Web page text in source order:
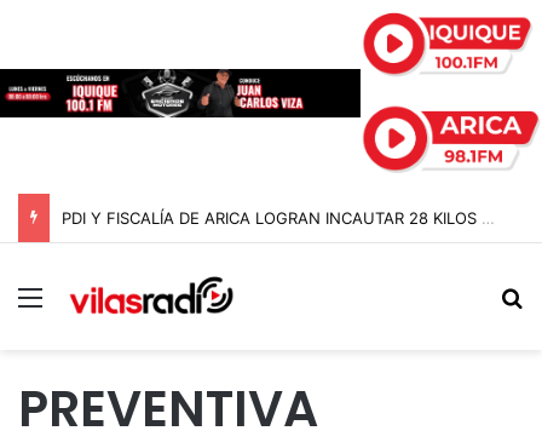
PDI Y FISCALÍA DE ARICA LOGRAN INCAUTAR 28 KILOS DE MARIHUANA OCULTOS EN UN CAMIÓN DE ALTO TONELAJE EN CHUNGARÁ
Menú
PREVENTIVA